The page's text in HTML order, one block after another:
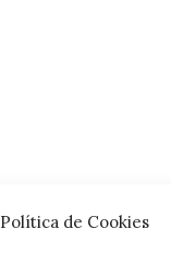
Política de Cookies